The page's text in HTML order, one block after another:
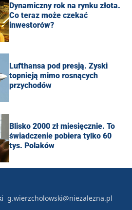
Dynamiczny rok na rynku złota.
Co teraz może czekać
inwestorów?
Lufthansa pod presją. Zyski
topnieją mimo rosnących
przychodów
Blisko 2000 zł miesięcznie. To
świadczenie pobiera tylko 60
tys. Polaków
g.wierzcholowski@niezalezna.pl